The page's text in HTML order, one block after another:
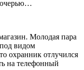
Молодая пара
видом
охранник отлучился
на телефонный